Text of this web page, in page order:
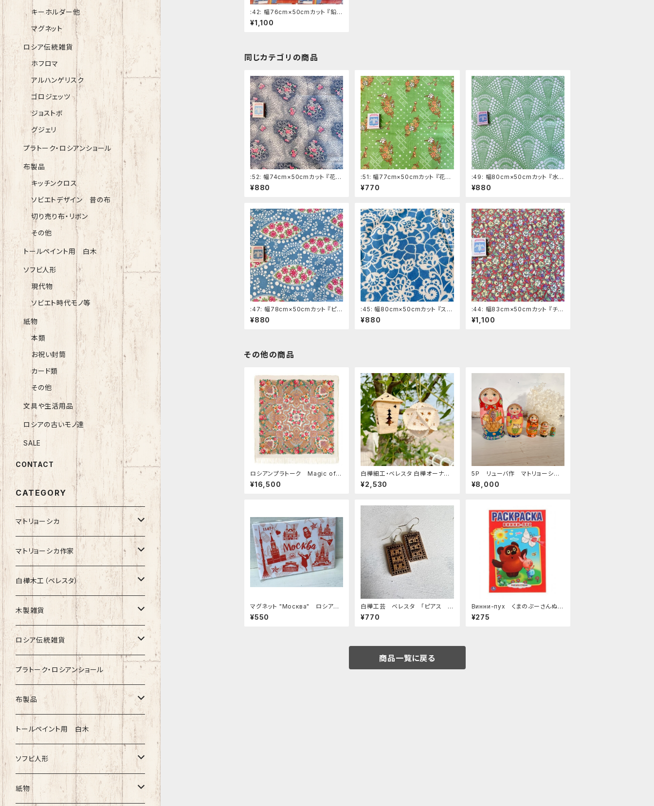
:42: 幅76cm×50cmカット 『鉛筆
と万年筆』 赤色系ロシアの昔の
布 デッドストック ソビエトデザ
¥1,100
同じカテゴリの商品
:52: 幅74cm×50cmカット 『花カ
ゴ』 黒系ロシアの昔の布 デッド
ストック ソビエトデザイン
¥880
:51: 幅77cm×50cmカット 『花』
黄緑系ロシアの昔の布 デッド
ストック ソビエトデザイン
¥770
:49: 幅80cm×50cmカット 『水
玉』 きみどり系ロシアの昔の
布 デッドストック ソビエトデザ
¥880
:47: 幅78cm×50cmカット 『ピン
クの花』 水色系ロシアの昔の
布 デッドストック ソビエトデザ
¥880
:45: 幅80cm×50cmカット 『スタ
ンプ』 水色系ロシアの昔の布
デッドストック ソビエトデザイン
¥880
:44: 幅83cm×50cmカット 『チュ
ーリップやパンジー』 赤色系ロシ
アの昔の布 デッドストック ソビ
¥1,100
その他の商品
ロシアンプラトーク Magic of L
ove 146*146
¥16,500
白樺細工・ベレスタ 白樺オーナメ
ント 「多面立体オーナメント」 BE
018
¥2,530
5Ｐ リューバ作 マトリョーシ
カ 「フルーツバスケット 赤」 1
1.5ｃｍ MTRy004
¥8,000
マグネット "Москва" ロシア土
産に最適 ZZ272
¥550
白樺工芸 ベレスタ 「ピアス 2
種」 BE067
¥770
Винни-пух くまのぷーさんぬり
え
¥275
商品一覧に戻る
キーホルダー他
マグネット
ロシア伝統雑貨
ホフロマ
アルハンゲリスク
ゴロジェッツ
ジョストボ
グジェリ
プラトーク・ロシアンショール
布製品
キッチンクロス
ソビエトデザイン 昔の布
切り売り布・リボン
その他
トールペイント用 白木
ソフビ人形
現代物
ソビエト時代モノ等
紙物
本類
お祝い封筒
カード類
その他
文具や生活用品
ロシアの古いモノ達
SALE
CONTACT
CATEGORY
マトリョーシカ
ノン入れ子マトリョーシカ
イコンモチーフ
クリスマス
ノリンスクの子達
動物マトリョーシカ
セミョーノフの子達
その他のマトショーシカ
キーロフの子達
マトリョーシカ作家
イリーナ・ヴァトゥルーシキナ
タマラ・コリエワ
ナジェジダ・イワンツォワ
リュボーフィ・ブズイキナ
タチアナ ドゥビニッチ
エレナ・イワンツォワ
バローニナ・マリヤ
ヴィクトル・ニキーチン
白樺木工（ベレスタ）
型押しの箱
キャニスター
白樺編み
トレイ・平皿
白樺靴
白樺その他
木製雑貨
ニードルケース・お針刺し
ベル・起きあがりこぼし
オルゴール
キッチン
イースターエッグ
小物入れ・ボトルケース
ロシア伝統雑貨
ホフロマ
アルハンゲリスク
ゴロジェッツ
ジョストボ
グジェリ
プラトーク・ロシアンショール
布製品
キッチンクロス
ソビエトデザイン 昔の布
切り売り布・リボン
トールペイント用 白木
ソフビ人形
現代物
紙物